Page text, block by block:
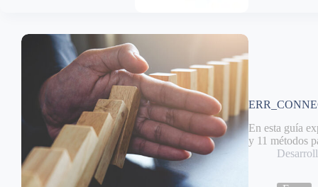
En esta guía
y 11 métodos